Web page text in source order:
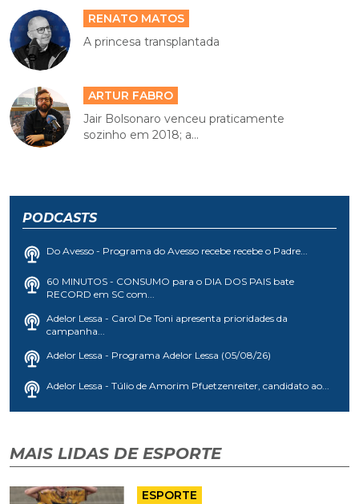
RENATO MATOS
A princesa transplantada
ARTUR FABRO
Jair Bolsonaro venceu praticamente
sozinho em 2018; a...
PODCASTS
Do Avesso - Programa do Avesso recebe recebe o Padre...
60 MINUTOS - CONSUMO para o DIA DOS PAIS bate
RECORD em SC com...
Adelor Lessa - Carol De Toni apresenta prioridades da
campanha...
Adelor Lessa - Programa Adelor Lessa (05/08/26)
Adelor Lessa - Túlio de Amorim Pfuetzenreiter, candidato ao...
MAIS LIDAS DE ESPORTE
ESPORTE